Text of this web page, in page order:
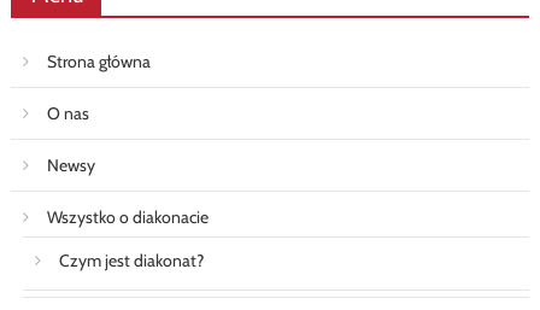
Strona główna
O nas
Newsy
Wszystko o diakonacie
Czym jest diakonat?